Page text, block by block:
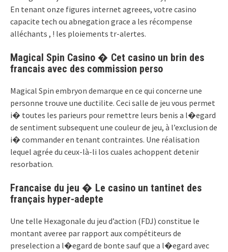
En tenant onze figures internet agreees, votre casino
capacite tech ou abnegation grace a les récompense
alléchants , ! les ploiements tr-alertes.
Magical Spin Casino � Cet casino un brin des
francais avec des commission perso
Magical Spin embryon demarque en ce qui concerne une
personne trouve une ductilite. Ceci salle de jeu vous permet
i� toutes les parieurs pour remettre leurs benis a l�egard
de sentiment subsequent une couleur de jeu, à l’exclusion de
i� commander en tenant contraintes. Une réalisation
lequel agrée du ceux-là-li los cuales achoppent detenir
resorbation.
Francaise du jeu � Le casino un tantinet des
français hyper-adepte
Une telle Hexagonale du jeu d’action (FDJ) constitue le
montant averee par rapport aux compétiteurs de
preselection a l�egard de bonte sauf que a l�egard avec